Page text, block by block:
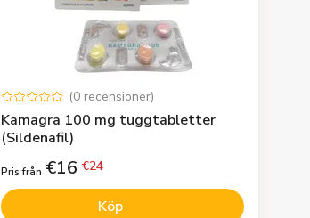
(0 recensioner)
Kamagra 100 mg tuggtabletter
(Sildenafil)
Pris från €16 €24
Köp